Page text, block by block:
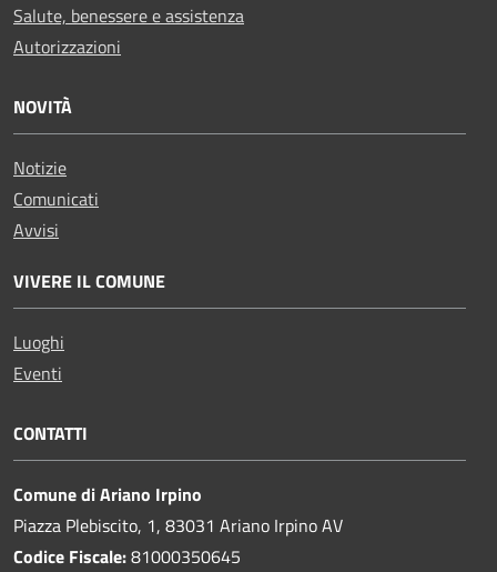
Salute, benessere e assistenza
Autorizzazioni
NOVITÀ
Notizie
Comunicati
Avvisi
VIVERE IL COMUNE
Luoghi
Eventi
CONTATTI
Comune di Ariano Irpino
Piazza Plebiscito, 1, 83031 Ariano Irpino AV
Codice Fiscale:81000350645